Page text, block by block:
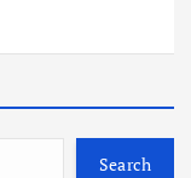
Search